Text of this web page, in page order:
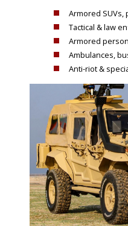
Armored SUVs,
Tactical & law
Armored
Ambulances,
Anti-riot &